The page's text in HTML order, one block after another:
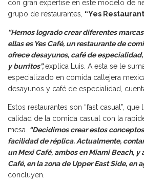
con gran expertise en este modelo de
grupo de restaurantes, “Yes
“Hemos logrado crear diferentes
ellas es Yes Café, un restaurante de
ofrece desayunos, café de
y burritos”,explica Luis. A esta se le
especializado en comida callejera
desayunos y café de especialidad,
Estos restaurantes son “fast casual”,
calidad de la comida casual con la
mesa.
“Decidimos crear estos
facilidad de réplica. Actualmente,
un Mexi Café, ambos en Miami Beach, y
Café, en la zona de Upper East Side, en
concluyen.